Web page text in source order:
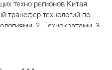
техно регионов Китая.
трансфер технологий по
2. Технократами, 3.
5. Венчурными фондами, 6.
5.0, с вертикально